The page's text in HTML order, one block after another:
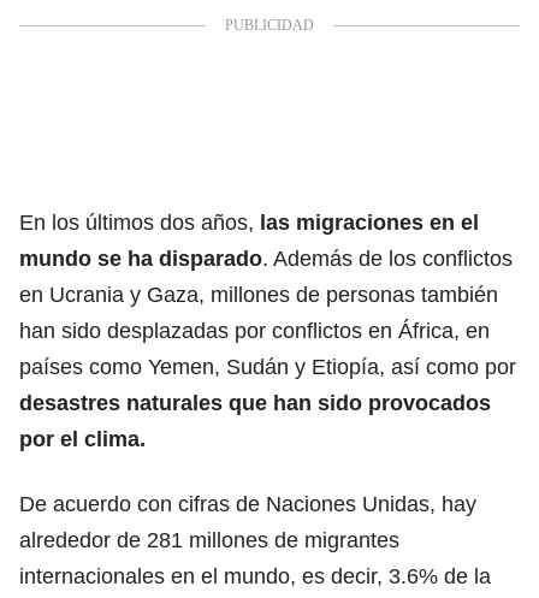
En los últimos dos años, las migraciones en el
mundo se ha disparado. Además de los conflictos
en Ucrania y Gaza, millones de personas también
han sido desplazadas por conflictos en África, en
países como Yemen, Sudán y Etiopía, así como por
desastres naturales que han sido provocados
por el clima.
De acuerdo con cifras de Naciones Unidas, hay
alrededor de 281 millones de migrantes
internacionales en el mundo, es decir, 3.6% de la